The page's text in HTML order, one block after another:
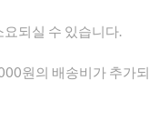
되실 수 있습니다.
원의 배송비가 추가되